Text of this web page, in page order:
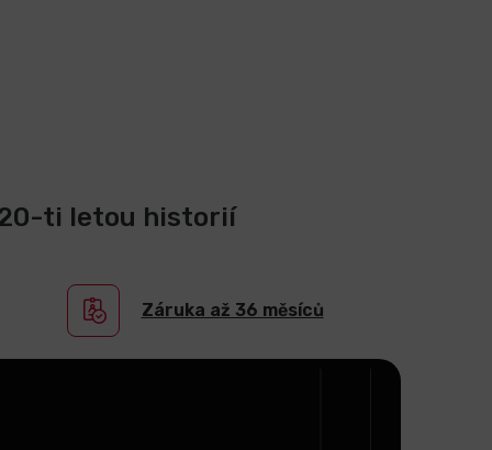
20-ti letou historií
Záruka až 36 měsíců